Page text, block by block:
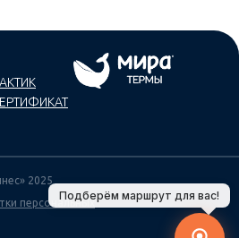
Подберём маршрут для вас!
2025
персональных